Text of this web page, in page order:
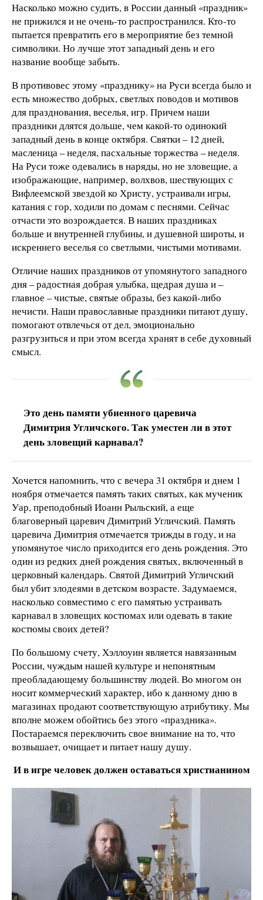
Насколько можно судить, в России данный «праздник»
не прижился и не очень-то распространился. Кто-то
пытается превратить его в мероприятие без темной
символики. Но лучше этот западный день и его
название вообще забыть.
В противовес этому «празднику» на Руси всегда было и
есть множество добрых, светлых поводов и мотивов
для празднования, веселья, игр. Причем наши
праздники длятся дольше, чем какой-то одинокий
западный день в конце октября. Святки – 12 дней,
масленица – неделя, пасхальные торжества – неделя.
На Руси тоже одевались в наряды, но не зловещие, а
изображающие, например, волхвов, шествующих с
Вифлеемской звездой ко Христу, устраивали игры,
катания с гор, ходили по домам с песнями. Сейчас
отчасти это возрождается. В наших праздниках
больше и внутренней глубины, и душевной широты, и
искреннего веселья со светлыми, чистыми мотивами.
Отличие наших праздников от упомянутого западного
дня – радостная добрая улыбка, щедрая душа и –
главное – чистые, святые образы, без какой-либо
нечисти. Наши православные праздники питают душу,
помогают отвлечься от дел, эмоционально
разгрузиться и при этом всегда хранят в себе духовный
смысл.
Это день памяти убиенного царевича
Димитрия Угличского. Так уместен ли в этот
день зловещий карнавал?
Хочется напомнить, что с вечера 31 октября и днем 1
ноября отмечается память таких святых, как мученик
Уар, преподобный Иоанн Рыльский, а еще
благоверный царевич Димитрий Угличский. Память
царевича Димитрия отмечается трижды в году, и на
упомянутое число приходится его день рождения. Это
один из редких дней рождения святых, включенный в
церковный календарь. Святой Димитрий Угличский
был убит злодеями в детском возрасте. Задумаемся,
насколько совместимо с его памятью устраивать
карнавал в зловещих костюмах или одевать в такие
костюмы своих детей?
По большому счету, Хэллоуин является навязанным
России, чуждым нашей культуре и непонятным
преобладающему большинству людей. Во многом он
носит коммерческий характер, ибо к данному дню в
магазинах продают соответствующую атрибутику. Мы
вполне можем обойтись без этого «праздника».
Постараемся переключить свое внимание на то, что
возвышает, очищает и питает нашу душу.
И в игре человек должен оставаться христианином